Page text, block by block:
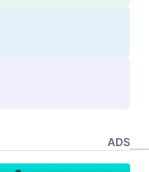
ADS